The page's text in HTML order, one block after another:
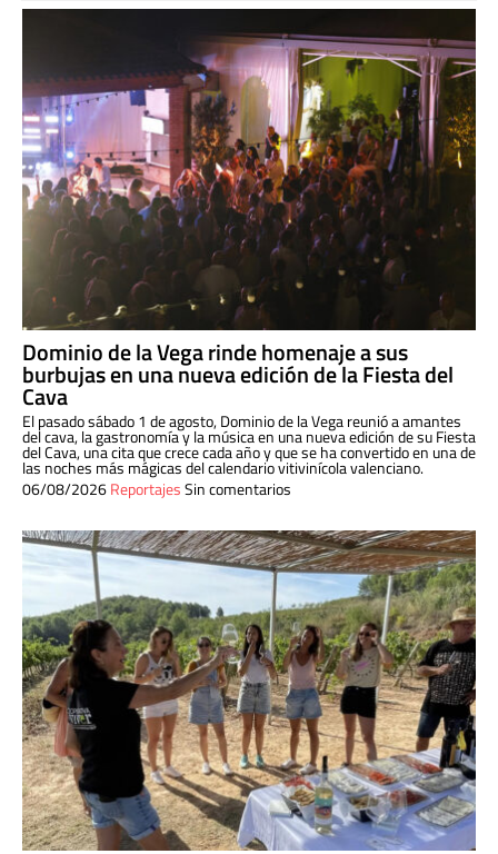
Dominio de la Vega rinde homenaje a sus
burbujas en una nueva edición de la Fiesta del
Cava
El pasado sábado 1 de agosto, Dominio de la Vega reunió a amantes
del cava, la gastronomía y la música en una nueva edición de su Fiesta
del Cava, una cita que crece cada año y que se ha convertido en una de
las noches más mágicas del calendario vitivinícola valenciano.
06/08/2026ReportajesSin comentarios